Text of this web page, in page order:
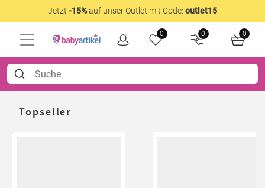
Jetzt -15%auf unser Outlet mit Code: outlet15
0 0 0
Topseller